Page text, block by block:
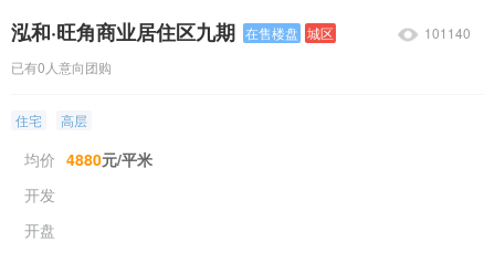
101140
泓和·旺角商业居住区九期 在售楼盘 城区
已有0人意向团购
住宅 高层
均价 4880元/平米
开发
开盘